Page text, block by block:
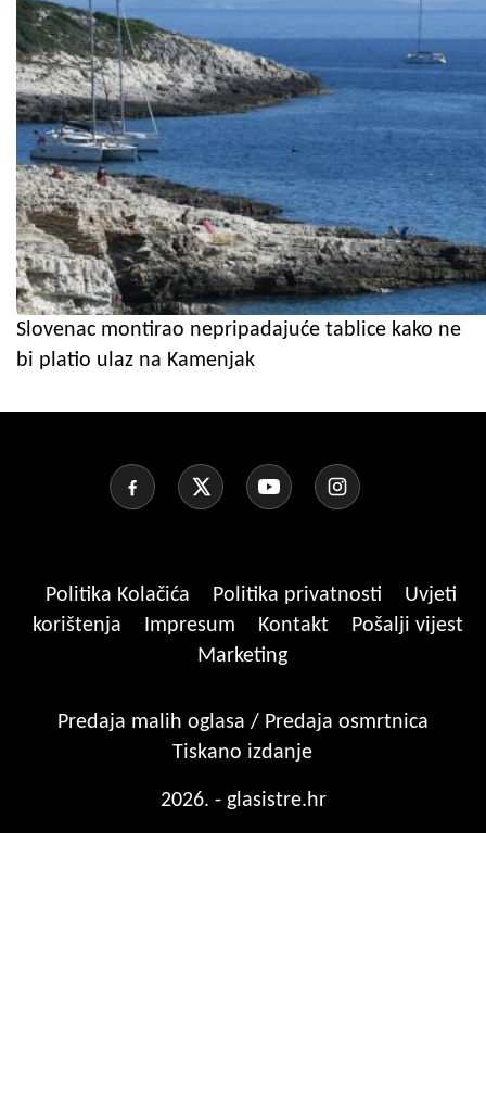
Slovenac montirao nepripadajuće tablice kako ne
bi platio ulaz na Kamenjak
Politika Kolačića Politika privatnosti
Uvjeti
korištenja
Impresum Kontakt
Pošalji vijest
Marketing
Predaja malih oglasa / Predaja osmrtnica
Tiskano izdanje
2026. - glasistre.hr